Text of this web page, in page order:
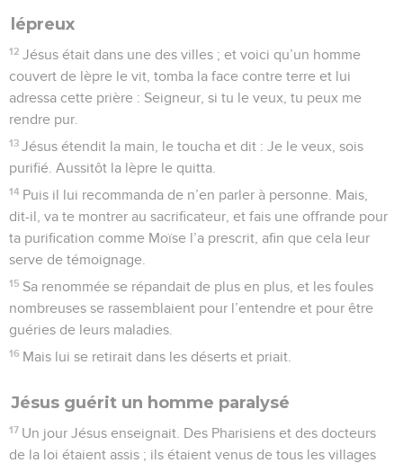
lépreux
12 Jésus était dans une des villes ; et voici qu’un homme
couvert de lèpre le vit, tomba la face contre terre et lui
adressa cette prière : Seigneur, si tu le veux, tu peux me
rendre pur.
13 Jésus étendit la main, le toucha et dit : Je le veux, sois
purifié. Aussitôt la lèpre le quitta.
14 Puis il lui recommanda de n’en parler à personne. Mais,
dit-il, va te montrer au sacrificateur, et fais une offrande pour
ta purification comme Moïse l’a prescrit, afin que cela leur
serve de témoignage.
15 Sa renommée se répandait de plus en plus, et les foules
nombreuses se rassemblaient pour l’entendre et pour être
guéries de leurs maladies.
16 Mais lui se retirait dans les déserts et priait.
Jésus guérit un homme paralysé
17 Un jour Jésus enseignait. Des Pharisiens et des docteurs
de la loi étaient assis ; ils étaient venus de tous les villages